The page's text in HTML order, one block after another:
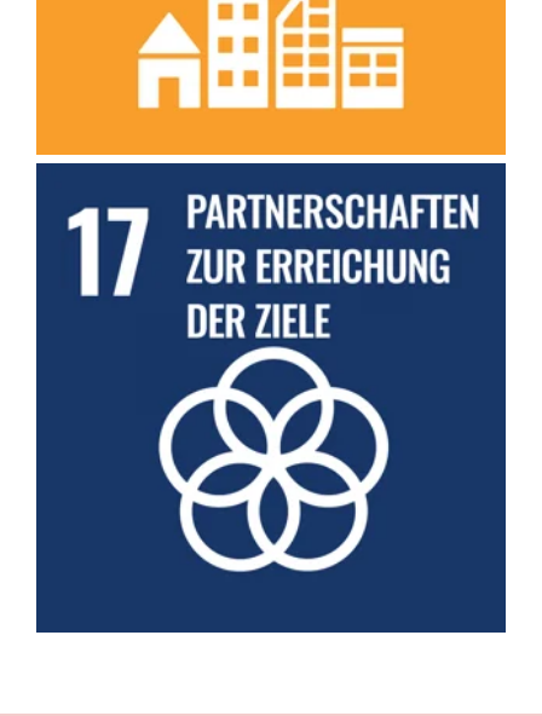
Wir bauen starke Partnerschaften mit Organisationen und
Unternehmen, um gemeinsam die Lebensqualität der
Generation 50 bis 75+ zu verbessern.